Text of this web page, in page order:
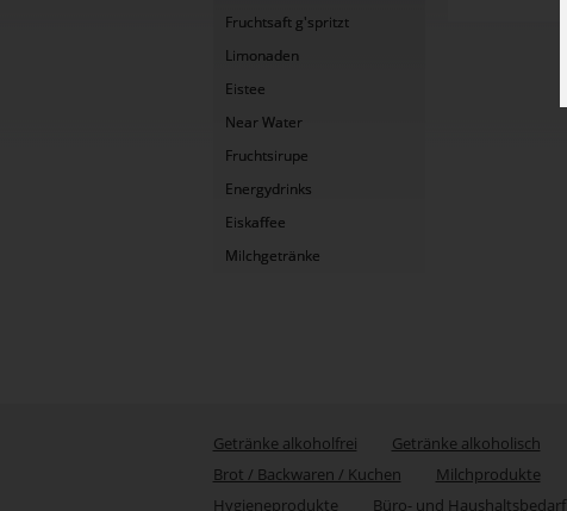
Fruchtsaft g'spritzt
Limonaden
Eistee
Near Water
Fruchtsirupe
Energydrinks
Eiskaffee
Milchgetränke
Getränke alkoholfrei Getränke alkoholisch
Brot / Backwaren / Kuchen
Milchprodukte
Hygieneprodukte
Büro- und Haushaltsbedarf